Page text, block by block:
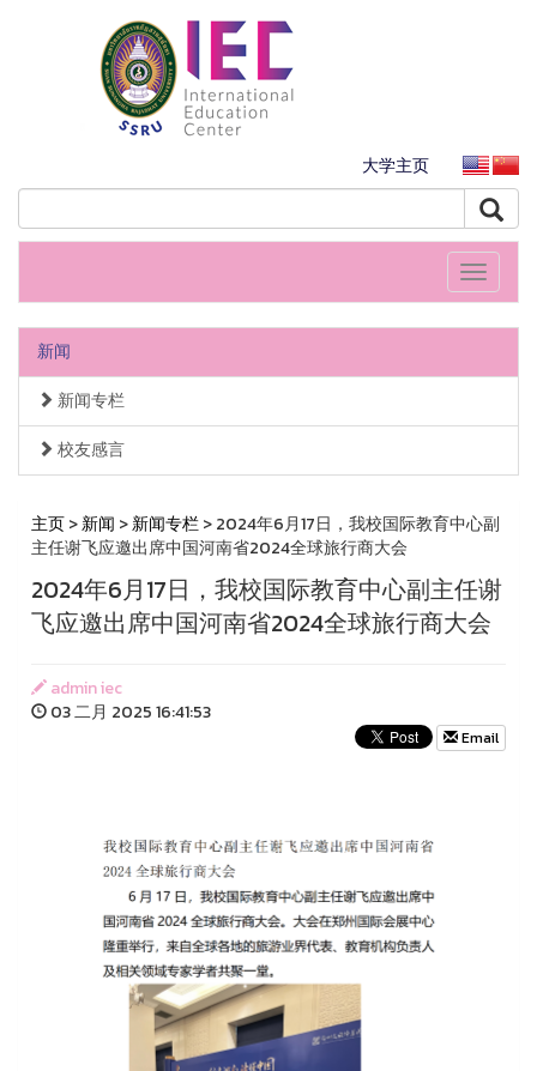
大学主页
Toggle
新闻
新闻专栏
校友感言
主页>新闻 >新闻专栏> 2024年6月17日，我校国际教育中心副
主任谢飞应邀出席中国河南省2024全球旅行商大会
2024年6月17日，我校国际教育中心副主任谢
飞应邀出席中国河南省2024全球旅行商大会
admin iec
03 二月 2025 16:41:53
Email